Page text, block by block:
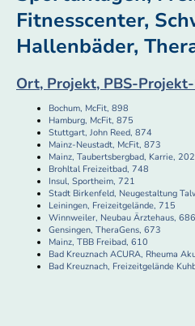
Fitnesscenter,
Hallenbäder,
Ort, Projekt, PBS-
Bochum, McFit, 898
Hamburg, McFit, 875
Stuttgart, John Reed, 874
Mainz-Neustadt, McFit, 873
Mainz, Taubertsbergbad, Karrie,
Brohltal Freizeitbad, 748
Insul, Sportheim, 721
Stadt Birkenfeld, Neugestaltung
Leiningen, Freizeitgelände, 715
Winnweiler, Neubau Ärztehaus, 686
Gensingen, TheraGens, 673
Mainz, TBB Freibad, 610
Bad Kreuznach ACURA, Rheuma
Bad Kreuznach, Freizeitgelände